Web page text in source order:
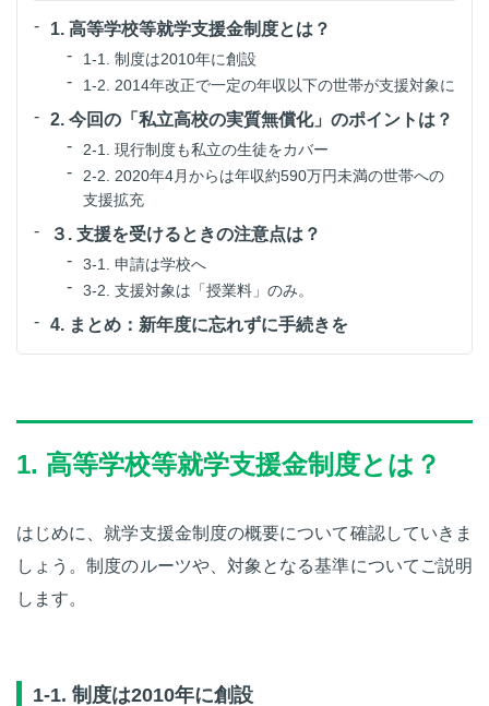
1. 高等学校等就学支援金制度とは？
1-1. 制度は2010年に創設
1-2. 2014年改正で一定の年収以下の世帯が支援対象に
2. 今回の「私立高校の実質無償化」のポイントは？
2-1. 現行制度も私立の生徒をカバー
2-2. 2020年4月からは年収約590万円未満の世帯への
支援拡充
３. 支援を受けるときの注意点は？
3-1. 申請は学校へ
3-2. 支援対象は「授業料」のみ。
4. まとめ：新年度に忘れずに手続きを
1. 高等学校等就学支援金制度とは？
はじめに、就学支援金制度の概要について確認していきま
しょう。制度のルーツや、対象となる基準についてご説明
します。
1-1. 制度は2010年に創設